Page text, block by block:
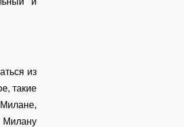
из
такие
Милану